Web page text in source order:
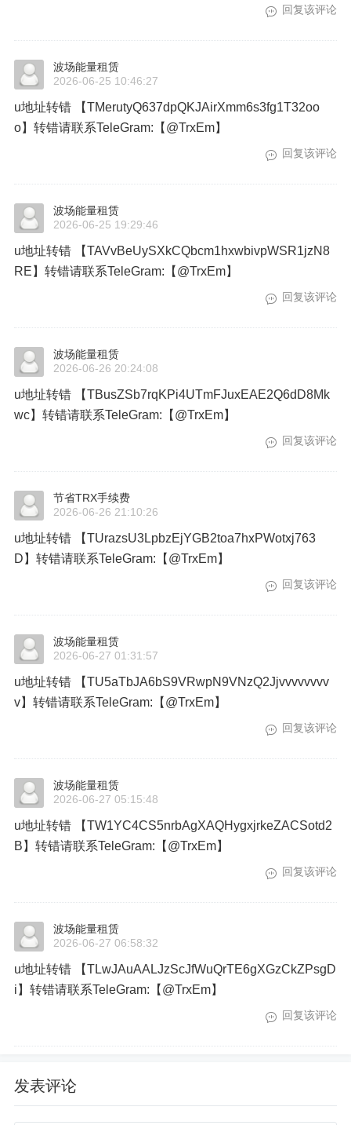
回复该评论
波场能量租赁
2026-06-25 10:46:27
u地址转错 【TMerutyQ637dpQKJAirXmm6s3fg1T32oo
o】转错请联系TeleGram:【@TrxEm】
回复该评论
波场能量租赁
2026-06-25 19:29:46
u地址转错 【TAVvBeUySXkCQbcm1hxwbivpWSR1jzN8
RE】转错请联系TeleGram:【@TrxEm】
回复该评论
波场能量租赁
2026-06-26 20:24:08
u地址转错 【TBusZSb7rqKPi4UTmFJuxEAE2Q6dD8Mk
wc】转错请联系TeleGram:【@TrxEm】
回复该评论
节省TRX手续费
2026-06-26 21:10:26
u地址转错 【TUrazsU3LpbzEjYGB2toa7hxPWotxj763
D】转错请联系TeleGram:【@TrxEm】
回复该评论
波场能量租赁
2026-06-27 01:31:57
u地址转错 【TU5aTbJA6bS9VRwpN9VNzQ2Jjvvvvvvvv
v】转错请联系TeleGram:【@TrxEm】
回复该评论
波场能量租赁
2026-06-27 05:15:48
u地址转错 【TW1YC4CS5nrbAgXAQHygxjrkeZACSotd2
B】转错请联系TeleGram:【@TrxEm】
回复该评论
波场能量租赁
2026-06-27 06:58:32
u地址转错 【TLwJAuAALJzScJfWuQrTE6gXGzCkZPsgD
i】转错请联系TeleGram:【@TrxEm】
回复该评论
发表评论